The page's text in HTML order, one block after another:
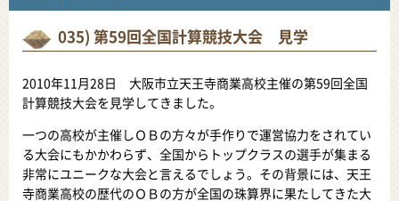
035) 第59回全国計算競技大会 見学
2010年11月28日 大阪市立天王寺商業高校主催の第59回全国
計算競技大会を見学してきました。
一つの高校が主催しＯＢの方々が手作りで運営協力をされてい
る大会にもかかわらず、全国からトップクラスの選手が集まる
非常にユニークな大会と言えるでしょう。その背景には、天王
寺商業高校の歴代のＯＢの方が全国の珠算界に果たしてきた大